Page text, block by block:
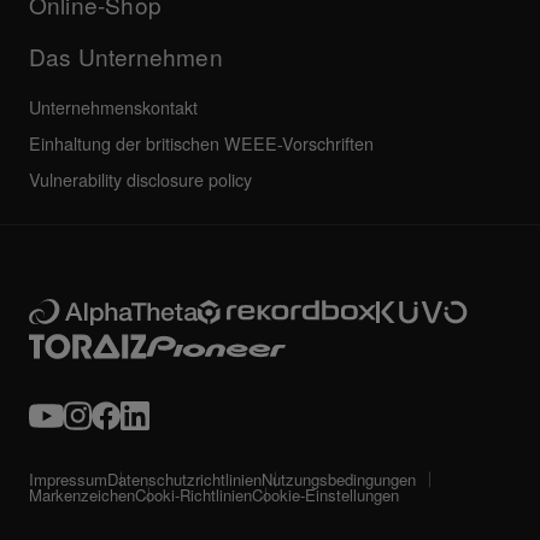
Das Unternehmen
Unternehmenskontakt
Einhaltung der britischen WEEE-Vorschriften
Vulnerability disclosure policy
ImpressumDatenschutzrichtlinienNutzungsbedingungen
MarkenzeichenCooki-RichtlinienCookie-Einstellungen